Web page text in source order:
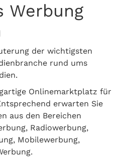
Werbung
der wichtigsten
rund ums
Onlinemarktplatz für
erwarten Sie
aus den Bereichen
Radiowerbung,
Mobilewerbung,